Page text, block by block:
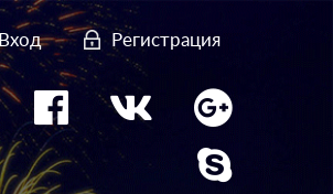
Вход Регистрация